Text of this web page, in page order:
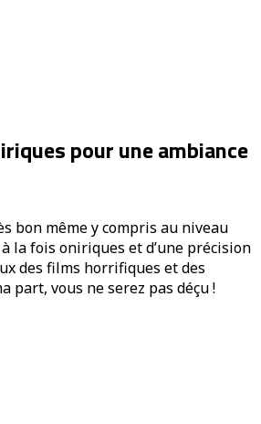
pour une ambiance
bon même y compris au niveau
la fois oniriques et d’une précision
des films horrifiques et des
part, vous ne serez pas déçu !